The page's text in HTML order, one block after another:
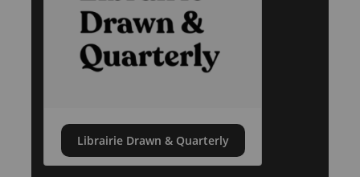
Librairie Drawn & Quarterly